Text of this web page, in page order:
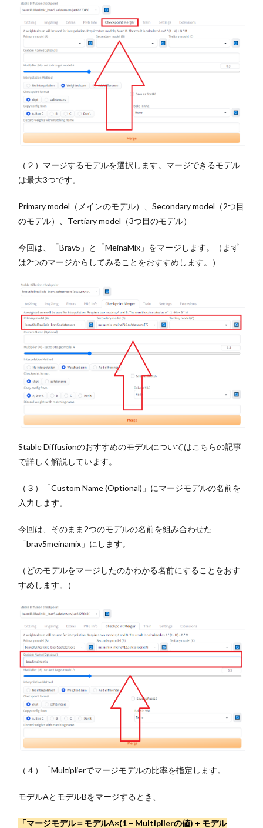
②Brav5
MeinaMix
のマージ
モデル
3.3
③MeinaMix
とBrav5と
Kawaii
Realistic
European
Mixのマー
ジモデル
Stable
Diffusion
細かく調
階層マー
5
まと
6
～
Stable
Diffusion
で素早く
するには
～
（２）マージするモデルを選択します。マージできるモデル
は最大3つです。
Primary model（メインのモデル）、Secondary model（2つ目
のモデル）、Tertiary model（3つ目のモデル）
今回は、「Brav5」と「MeinaMix」をマージします。（まず
は2つのマージからしてみることをおすすめします。）
Stable Diffusionのおすすめのモデルについてはこちらの記事
で詳しく解説しています。
（３）「Custom Name (Optional)」にマージモデルの名前を
入力します。
今回は、そのまま2つのモデルの名前を組み合わせた
「brav5meinamix」にします。
（どのモデルをマージしたのかわかる名前にすることをおす
すめします。）
（４）「Multiplierでマージモデルの比率を指定します。
モデルAとモデルBをマージするとき、
「マージモデル＝モデルA×(1 – Multiplierの値) + モデル